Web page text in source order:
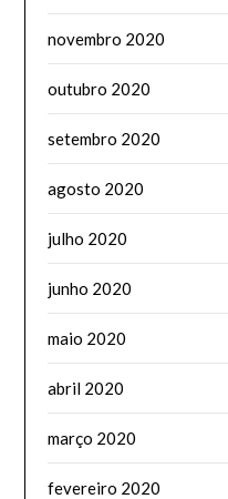
novembro 2020
outubro 2020
setembro 2020
agosto 2020
julho 2020
junho 2020
maio 2020
abril 2020
março 2020
fevereiro 2020